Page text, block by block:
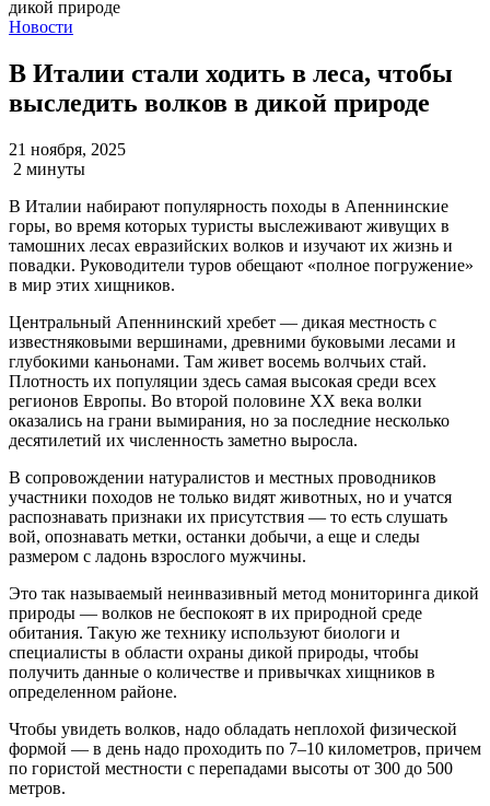
Новости
В Италии стали ходить в леса, чтобы
выследить волков в дикой природе
21 ноября, 2025
2 минуты
В Италии набирают популярность походы в Апеннинские
горы, во время которых туристы выслеживают живущих в
тамошних лесах евразийских волков и изучают их жизнь и
повадки. Руководители туров обещают «полное погружение»
в мир этих хищников.
Центральный Апеннинский хребет — дикая местность с
известняковыми вершинами, древними буковыми лесами и
глубокими каньонами. Там живет восемь волчьих стай.
Плотность их популяции здесь самая высокая среди всех
регионов Европы. Во второй половине XX века волки
оказались на грани вымирания, но за последние несколько
десятилетий их численность заметно выросла.
В сопровождении натуралистов и местных проводников
участники походов не только видят животных, но и учатся
распознавать признаки их присутствия — то есть слушать
вой, опознавать метки, останки добычи, а еще и следы
размером с ладонь взрослого мужчины.
Это так называемый неинвазивный метод мониторинга дикой
природы — волков не беспокоят в их природной среде
обитания. Такую же технику используют биологи и
специалисты в области охраны дикой природы, чтобы
получить данные о количестве и привычках хищников в
определенном районе.
Чтобы увидеть волков, надо обладать неплохой физической
формой — в день надо проходить по 7–10 километров, причем
по гористой местности с перепадами высоты от 300 до 500
метров.